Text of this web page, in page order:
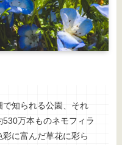
知られる公園、それ
万本ものネモフィラ
に富んだ草花に彩ら